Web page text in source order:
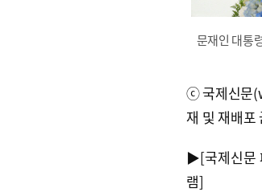
문재인 대통
ⓒ국제신문
재 및 재배포
▶[국제신문
램]